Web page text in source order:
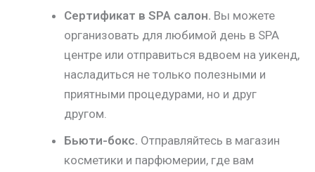
Сертификат в SPA салон. Вы можете
организовать для любимой день в SPA
центре или отправиться вдвоем на уикенд,
насладиться не только полезными и
приятными процедурами, но и друг
другом.
Бьюти-бокс. Отправляйтесь в магазин
косметики и парфюмерии, где вам